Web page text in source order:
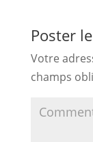
Poster
Votre
champs